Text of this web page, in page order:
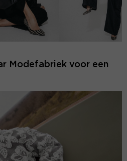
Modefabriek voor een